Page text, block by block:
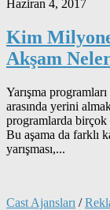
Haziran 4, 2017
Kim
Akşam
Yarışma
arasında yerini
programlarda birçok
Bu aşama da farklı
yarışması,...
Cast Ajansları /